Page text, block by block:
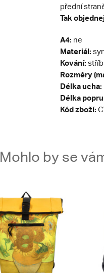
přední
Tak
A4: ne
Materiál:
Kování:
Rozměry
Délka ucha:
Délka
Kód zboží:
Mohlo by se